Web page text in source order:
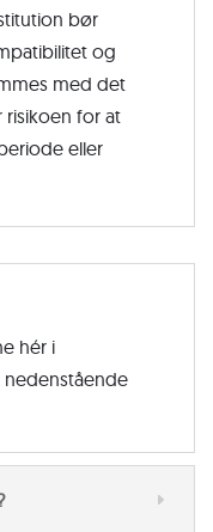
bør
og
med det
risikoen for at
eller
hér i